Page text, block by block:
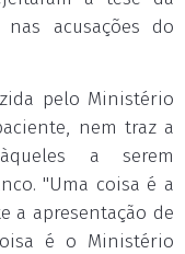
acusações do
pelo Ministério
nem traz a
a serem
"Uma coisa é a
a apresentação de
é o Ministério